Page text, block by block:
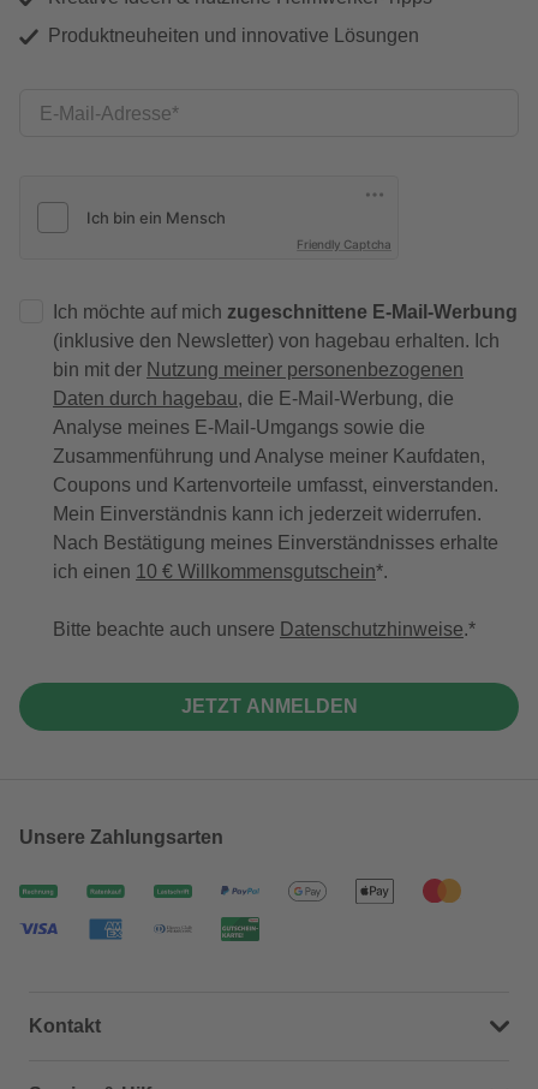
Produktneuheiten und innovative Lösungen
E-Mail-Adresse
Friendly Captcha
Ich möchte auf mich zugeschnittene E-Mail-Werbung
(inklusive den Newsletter) von hagebau erhalten. Ich
bin mit der Nutzung meiner personenbezogenen
Daten durch hagebau, die E-Mail-Werbung, die
Analyse meines E-Mail-Umgangs sowie die
Zusammenführung und Analyse meiner Kaufdaten,
Coupons und Kartenvorteile umfasst, einverstanden.
Mein Einverständnis kann ich jederzeit widerrufen.
Nach Bestätigung meines Einverständnisses erhalte
ich einen 10 € Willkommensgutschein*.
Bitte beachte auch unsere Datenschutzhinweise.
JETZT ANMELDEN
Unsere Zahlungsarten
Kontakt